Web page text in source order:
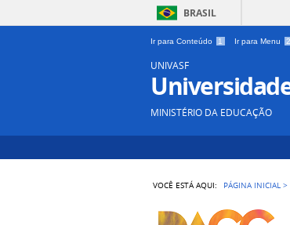
BRASIL
Ir para Conteúdo 1 Ir para Menu 2
UNIVASF
MINISTÉRIO DA EDUCAÇÃO
VOCÊ ESTÁ AQUI: PÁGINA INICIAL >